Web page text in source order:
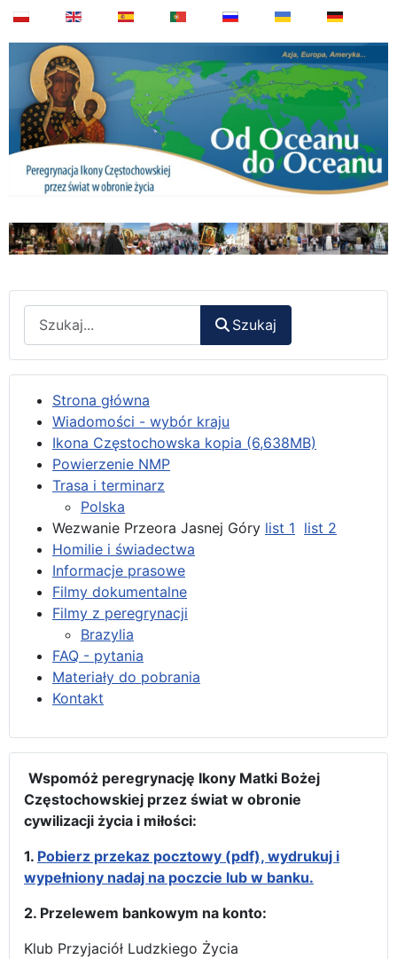
Szukaj
Strona główna
Wiadomości - wybór kraju
Ikona Częstochowska kopia (6,638MB)
Powierzenie NMP
Trasa i terminarz
Polska
Wezwanie Przeora Jasnej Góry list 1 list 2
Homilie i świadectwa
Informacje prasowe
Filmy dokumentalne
Filmy z peregrynacji
Brazylia
FAQ - pytania
Materiały do pobrania
Kontakt
Wspomóż peregrynację Ikony Matki Bożej
Częstochowskiej przez świat w obronie
cywilizacji życia i miłości:
1. Pobierz przekaz pocztowy (pdf), wydrukuj i
wypełniony nadaj na poczcie lub w banku.
2. Przelewem bankowym na konto:
Klub Przyjaciół Ludzkiego Życia